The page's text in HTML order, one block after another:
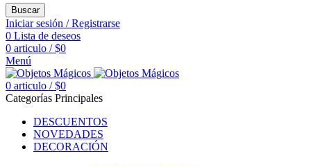
Buscar
Iniciar sesión / Registrarse
0 Lista de deseos
0 articulo / $0
Menú
0 articulo / $0
Categorías Principales
DESCUENTOS
NOVEDADES
DECORACIÓN